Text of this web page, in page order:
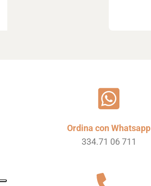
Ordina con Whatsapp
334.71 06 711